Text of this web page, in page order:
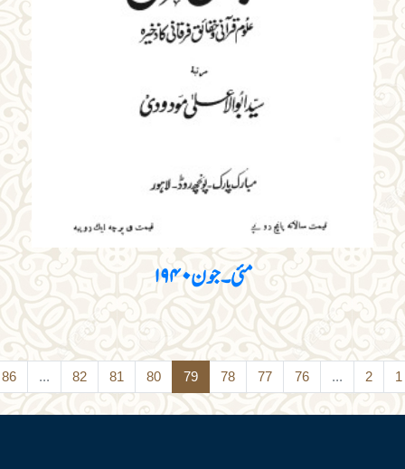
مئی۔ جون ۱۹۴۰
76
77
78
79
80
81
82
...
86
87
›